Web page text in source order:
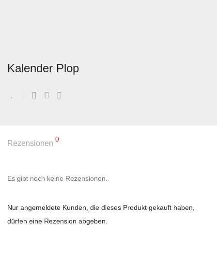
Kalender Plop
Rezensionen 0
Es gibt noch keine Rezensionen.
Nur angemeldete Kunden, die dieses Produkt gekauft haben,
dürfen eine Rezension abgeben.